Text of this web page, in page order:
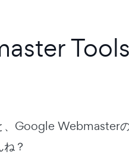
Tools
Google Webmaster
？